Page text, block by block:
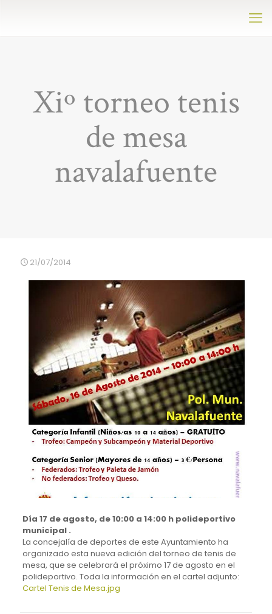
Xiº torneo tenis
de mesa
navalafuente
21/07/2014
Día 17 de agosto, de 10:00 a 14:00 h polideportivo
municipal .
La concejalía de deportes de este Ayuntamiento ha
organizado esta nueva edición del torneo de tenis de
mesa, que se celebrará el próximo 17 de agosto en el
polideportivo. Toda la información en el cartel adjunto:
Cartel Tenis de Mesa.jpg